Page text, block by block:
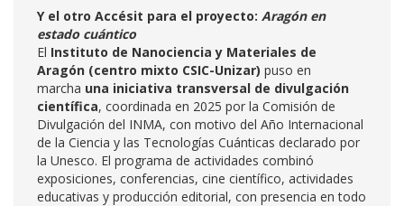
Y el otro Accésit para el proyecto: Aragón en
estado cuántico
El Instituto de Nanociencia y Materiales de
Aragón (centro mixto CSIC-Unizar) puso en
marcha una iniciativa transversal de divulgación
científica, coordinada en 2025 por la Comisión de
Divulgación del INMA, con motivo del Año Internacional
de la Ciencia y las Tecnologías Cuánticas declarado por
la Unesco. El programa de actividades combinó
exposiciones, conferencias, cine científico, actividades
educativas y producción editorial, con presencia en todo